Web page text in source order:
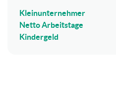
Kleinunternehmer
Netto Arbeitstage
Kindergeld